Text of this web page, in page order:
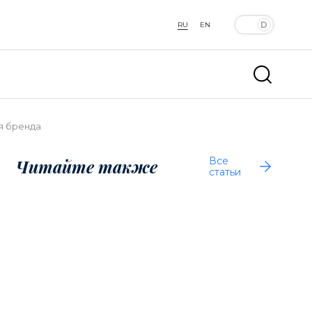
RU EN
бренда
Читайте также
Все
статьи